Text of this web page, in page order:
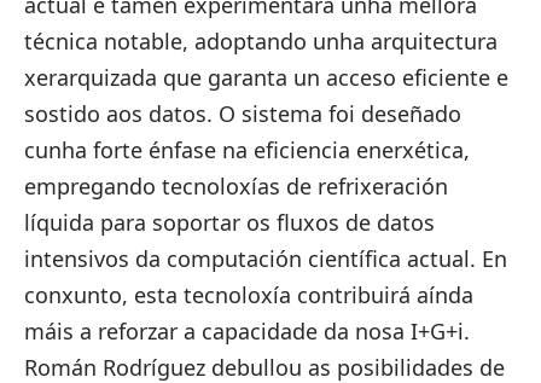
técnica notable, adoptando unha arquitectura
xerarquizada que garanta un acceso eficiente e
sostido aos datos. O sistema foi deseñado
cunha forte énfase na eficiencia enerxética,
empregando tecnoloxías de refrixeración
líquida para soportar os fluxos de datos
intensivos da computación científica actual. En
conxunto, esta tecnoloxía contribuirá aínda
máis a reforzar a capacidade da nosa I+G+i.
Román Rodríguez debullou as posibilidades de